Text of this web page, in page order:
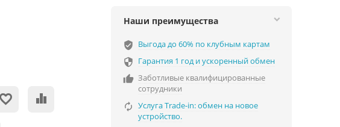
Наши преимущества
verified_user Выгода до 60% по клубным картам
 Гарантия 1 год и ускоренный обмен
 Заботливые квалифицированные
сотрудники
 Услуга Trade-in: обмен на новое
устройство.